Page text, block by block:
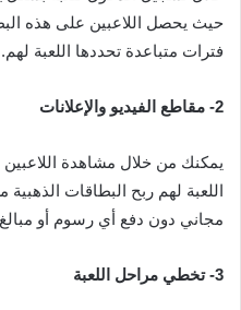
حيث يحصل اللاعبين على هذه
فترات متباعدة تحددها اللعبة لهم.
2- مقاطع الفيديو والإعلانات
يمكنك من خلال مشاهدة اللاعبين
اللعبة لهم ربح البطاقات
مجاني دون دفع أي رسوم أو
3- تخطي مراحل اللعبة